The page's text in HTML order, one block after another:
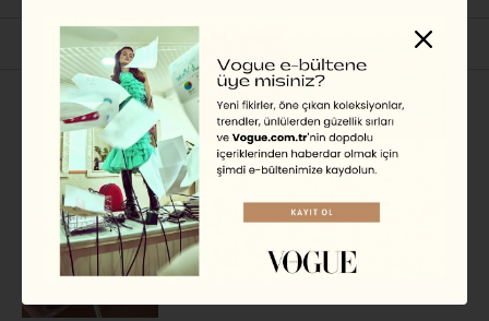
İlgili Başlıklar
GÜZELLIK
Haftanın Güzellik Keşifleri
EKİN KURBETÇİ